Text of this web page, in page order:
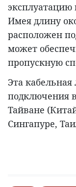
эксплуатацию
Имея длину
расположен
может
пропускную
Эта
подключения
Тайване
Сингапуре,